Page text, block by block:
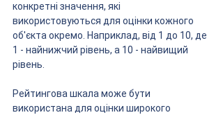
конкретні значення, які
використовуються для оцінки кожного
об'єкта окремо. Наприклад, від 1 до 10, де
1 - найнижчий рівень, а 10 - найвищий
рівень.
Рейтингова шкала може бути
використана для оцінки широкого